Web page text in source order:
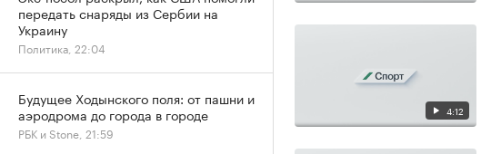
4:12
передать снаряды из Сербии на
Украину
Политика, 22:04
Будущее Ходынского поля: от пашни и
аэродрома до города в городе
РБК и Stone, 21:59